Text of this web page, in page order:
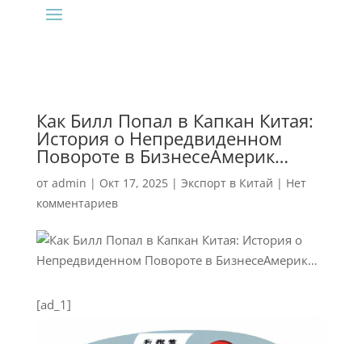
Как Билл Попал в Капкан Китая:
История о Непредвиденном
Повороте в БизнесеАмерик…
от admin | Окт 17, 2025| Экспорт в Китай | Нет
комментариев
[ad_1]